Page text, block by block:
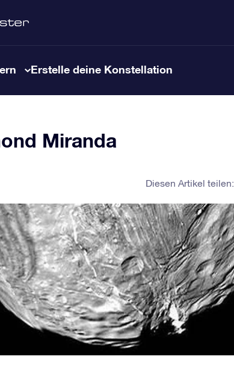
Erstelle deine Konstellation
Miranda
Diesen Artikel teilen: